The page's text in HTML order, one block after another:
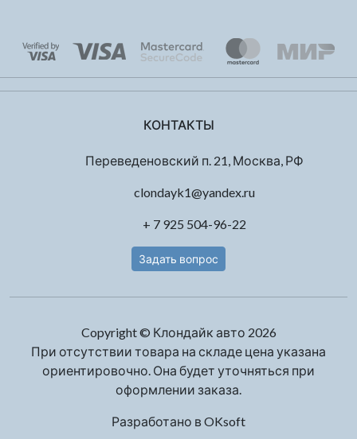
КОНТАКТЫ
Переведеновский п. 21, Москва, РФ
clondayk1@yandex.ru
+ 7 925 504-96-22
Задать вопрос
Copyright © Клондайк авто 2026
При отсутствии товара на складе цена указана
ориентировочно. Она будет уточняться при
оформлении заказа.
Разработано в OKsoft